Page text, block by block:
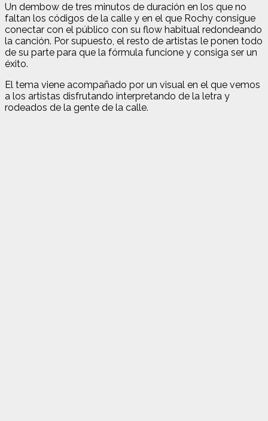
Un dembow de tres minutos de duración en los que no
faltan los códigos de la calle y en el que Rochy consigue
conectar con el público con su flow habitual redondeando
la canción. Por supuesto, el resto de artistas le ponen todo
de su parte para que la fórmula funcione y consiga ser un
éxito.
El tema viene acompañado por un visual en el que vemos
a los artistas disfrutando interpretando de la letra y
rodeados de la gente de la calle.